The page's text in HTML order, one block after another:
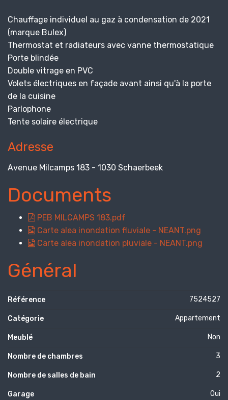
Chauffage individuel au gaz à condensation de 2021
(marque Bulex)
Thermostat et radiateurs avec vanne thermostatique
Porte blindée
Double vitrage en PVC
Volets électriques en façade avant ainsi qu'à la porte
de la cuisine
Parlophone
Tente solaire électrique
Adresse
Avenue Milcamps 183 - 1030 Schaerbeek
Documents
PEB MILCAMPS 183.pdf
Carte alea inondation fluviale - NEANT.png
Carte alea inondation pluviale - NEANT.png
Général
Référence 7524527
Catégorie Appartement
Meublé Non
Nombre de chambres 3
Nombre de salles de bain 2
Garage Oui